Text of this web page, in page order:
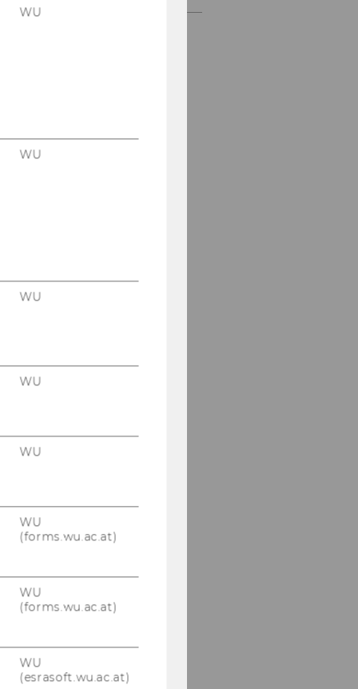
WU
WU
WU
WU
WU
WU
(forms.wu.ac.at)
WU
(forms.wu.ac.at)
WU
(esrasoft.wu.ac.at)